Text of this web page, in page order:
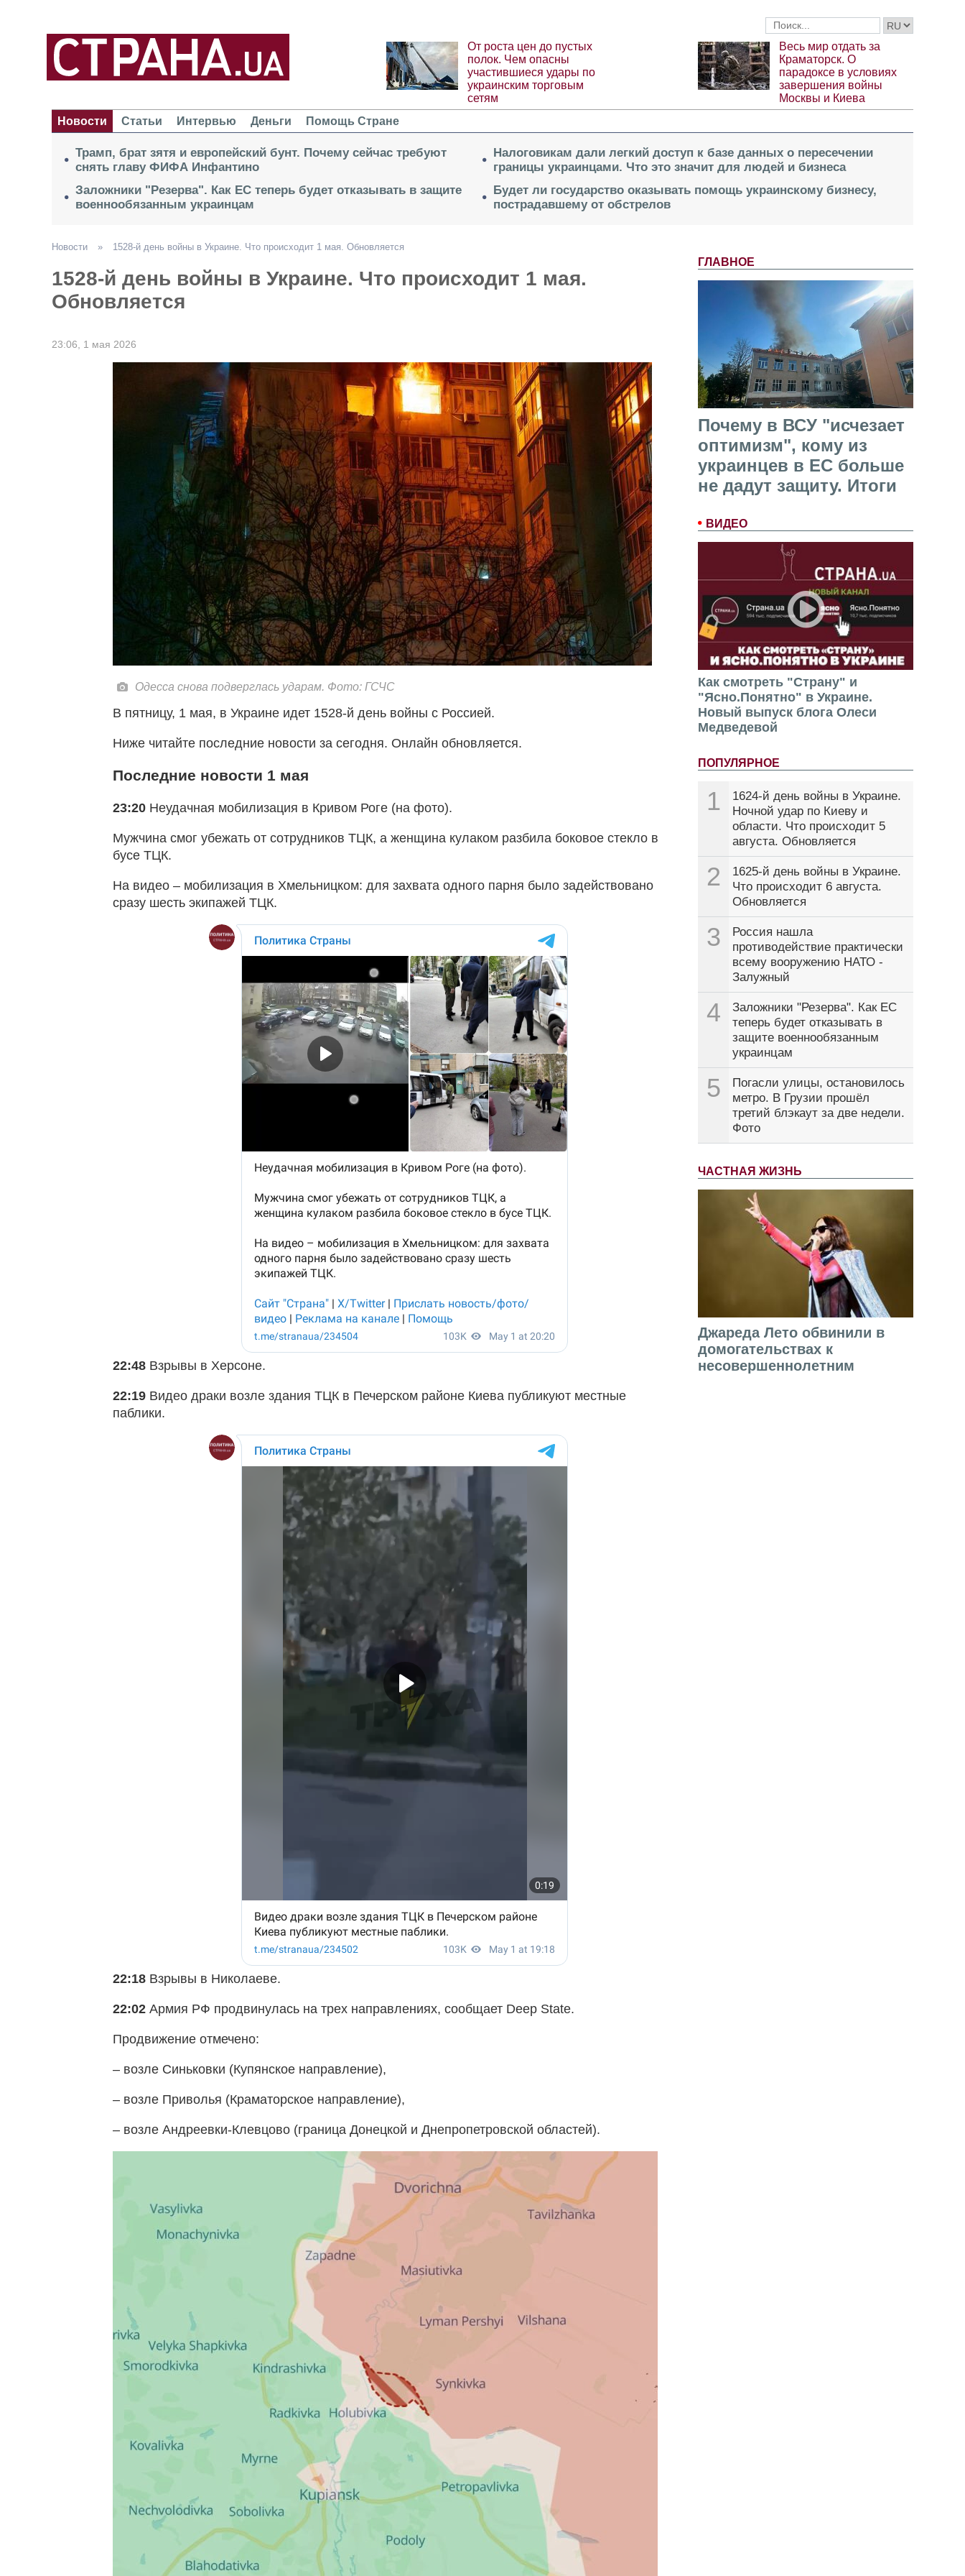
От роста цен до пустых
полок. Чем опасны
участившиеся удары по
украинским торговым
сетям
Весь мир отдать за
Краматорск. О
парадоксе в условиях
завершения войны
Москвы и Киева
Новости
Статьи Интервью Деньги Помощь Стране
Трамп, брат зятя и европейский бунт. Почему сейчас требуют
снять главу ФИФА Инфантино
Заложники "Резерва". Как ЕС теперь будет отказывать в защите
военнообязанным украинцам
Налоговикам дали легкий доступ к базе данных о пересечении
границы украинцами. Что это значит для людей и бизнеса
Будет ли государство оказывать помощь украинскому бизнесу,
пострадавшему от обстрелов
ГЛАВНОЕ
Почему в ВСУ "исчезает
оптимизм", кому из
украинцев в ЕС больше
не дадут защиту. Итоги
ВИДЕО
Как смотреть "Страну" и
"Ясно.Понятно" в Украине.
Новый выпуск блога Олеси
Медведевой
ПОПУЛЯРНОЕ
1
1624-й день войны в Украине.
Ночной удар по Киеву и
области. Что происходит 5
августа. Обновляется
2
1625-й день войны в Украине.
Что происходит 6 августа.
Обновляется
3
Россия нашла
противодействие практически
всему вооружению НАТО -
Залужный
4
Заложники "Резерва". Как ЕС
теперь будет отказывать в
защите военнообязанным
украинцам
5
Погасли улицы, остановилось
метро. В Грузии прошёл
третий блэкаут за две недели.
Фото
ЧАСТНАЯ ЖИЗНЬ
Джареда Лето обвинили в
домогательствах к
несовершеннолетним
Новости » 1528-й день войны в Украине. Что происходит 1 мая. Обновляется
1528-й день войны в Украине. Что происходит 1 мая.
Обновляется
23:06, 1 мая 2026
Одесса снова подверглась ударам. Фото: ГСЧС
В пятницу, 1 мая, в Украине идет 1528-й день войны с Россией.
Ниже читайте последние новости за сегодня. Онлайн обновляется.
Последние новости 1 мая
23:20 Неудачная мобилизация в Кривом Роге (на фото).
Мужчина смог убежать от сотрудников ТЦК, а женщина кулаком разбила боковое стекло в
бусе ТЦК.
На видео – мобилизация в Хмельницком: для захвата одного парня было задействовано
сразу шесть экипажей ТЦК.
22:48 Взрывы в Херсоне.
22:19 Видео драки возле здания ТЦК в Печерском районе Киева публикуют местные
паблики.
22:18 Взрывы в Николаеве.
22:02 Армия РФ продвинулась на трех направлениях, сообщает Deep State.
Продвижение отмечено:
– возле Синьковки (Купянское направление),
– возле Приволья (Краматорское направление),
– возле Андреевки-Клевцово (граница Донецкой и Днепропетровской областей).